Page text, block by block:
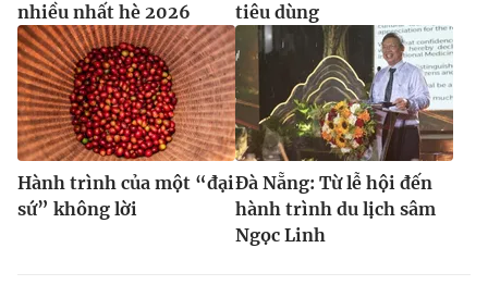
nhiều nhất hè 2026
tiêu dùng
Hành trình của một “đại
sứ” không lời
Đà Nẵng: Từ lễ hội đến
hành trình du lịch sâm
Ngọc Linh